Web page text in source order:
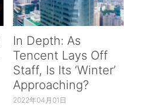
In Depth: As
Tencent Lays Off
Staff, Is Its ‘Winter’
Approaching?
2022年04月01日